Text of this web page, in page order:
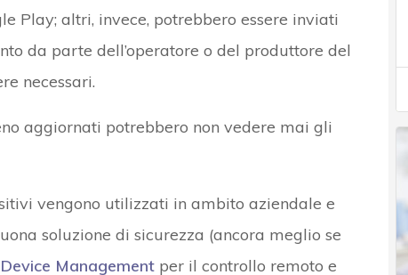
Play; altri, invece, potrebbero essere inviati
da parte dell’operatore o del produttore del
necessari.
aggiornati potrebbero non vedere mai gli
vengono utilizzati in ambito aziendale e
soluzione di sicurezza (ancora meglio se
Managementper il controllo remoto e